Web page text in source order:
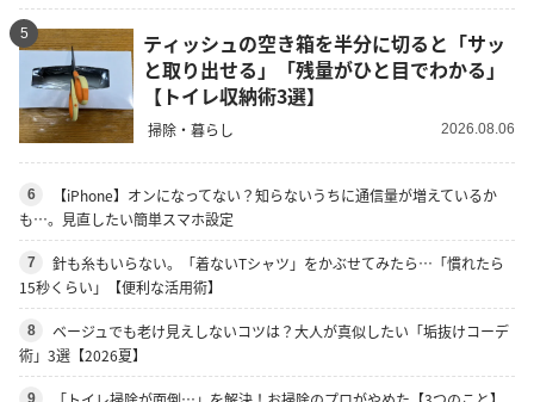
5
ティッシュの空き箱を半分に切ると「サッ
と取り出せる」「残量がひと目でわかる」
【トイレ収納術3選】
掃除・暮らし 2026.08.06
6
【iPhone】オンになってない？知らないうちに通信量が増えているか
も…。見直したい簡単スマホ設定
7
針も糸もいらない。「着ないTシャツ」をかぶせてみたら…「慣れたら
15秒くらい」【便利な活用術】
8
ベージュでも老け見えしないコツは？大人が真似したい「垢抜けコーデ
術」3選【2026夏】